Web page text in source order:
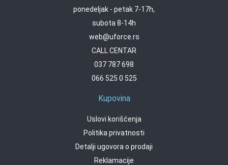
ponedeljak - petak 7-17h,
subota 8-14h
web@uforce.rs
CALL CENTAR
037 787 698
066 525 0 525
Kupovina
Uslovi korišćenja
Politika privatnosti
Detalji ugovora o prodaji
Reklamacije